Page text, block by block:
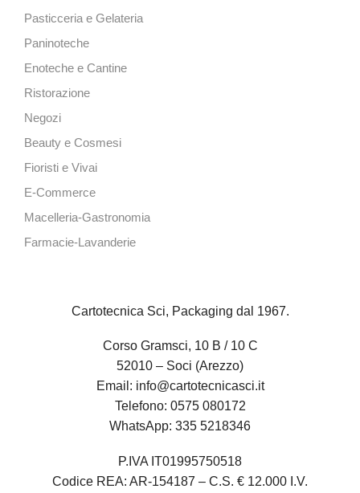
Pasticceria e Gelateria
Paninoteche
Enoteche e Cantine
Ristorazione
Negozi
Beauty e Cosmesi
Fioristi e Vivai
E-Commerce
Macelleria-Gastronomia
Farmacie-Lavanderie
Cartotecnica Sci, Packaging dal 1967.
Corso Gramsci, 10 B / 10 C
52010 – Soci (Arezzo)
Email: info@cartotecnicasci.it
Telefono: 0575 080172
WhatsApp: 335 5218346
P.IVA IT01995750518
Codice REA: AR-154187 – C.S. € 12.000 I.V.